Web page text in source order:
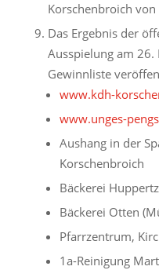
Korschenbroich
Das Ergebnis der
Ausspielung am
Gewinnliste
www.kdh-
www.unges-
Aushang in der
Korschenbroich
Bäckerei
Bäckerei Otten
Pfarrzentrum,
1a-Reinigung